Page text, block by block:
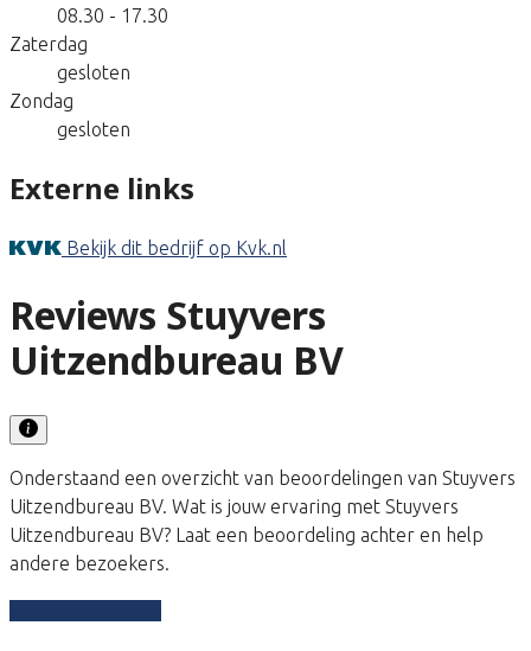
08.30 - 17.30
Zaterdag
gesloten
Zondag
gesloten
Externe links
Bekijk dit bedrijf op Kvk.nl
Reviews Stuyvers
Uitzendbureau BV
Onderstaand een overzicht van beoordelingen van Stuyvers
Uitzendbureau BV. Wat is jouw ervaring met Stuyvers
Uitzendbureau BV? Laat een beoordeling achter en help
andere bezoekers.